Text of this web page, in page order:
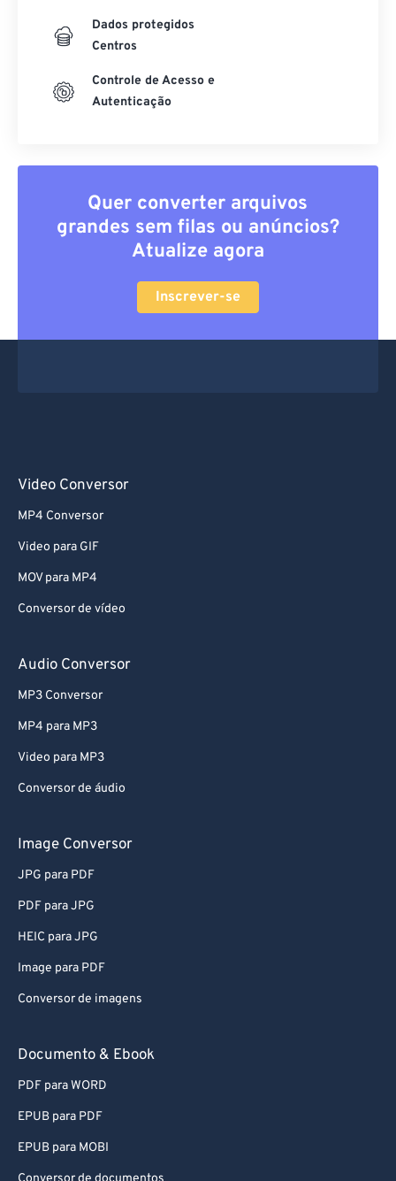
Dados protegidos
Centros
Controle de Acesso e
Autenticação
Quer converter arquivos
grandes sem filas ou anúncios?
Atualize agora
Inscrever-se
Video Conversor
MP4 Conversor
Video para GIF
MOV para MP4
Conversor de vídeo
Audio Conversor
MP3 Conversor
MP4 para MP3
Video para MP3
Conversor de áudio
Image Conversor
JPG para PDF
PDF para JPG
HEIC para JPG
Image para PDF
Conversor de imagens
Documento & Ebook
PDF para WORD
EPUB para PDF
EPUB para MOBI